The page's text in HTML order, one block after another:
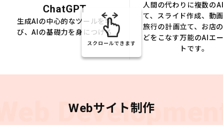
ChatGPT
生成AIの中心的なツールを学
び、AIの基礎力を身につける
人間の代わりに複数の
て、スライド作成、動
旅行の計画立て、お店
どをこなす万能のAIエ
トです。
スクロールできます
Webサイト制作